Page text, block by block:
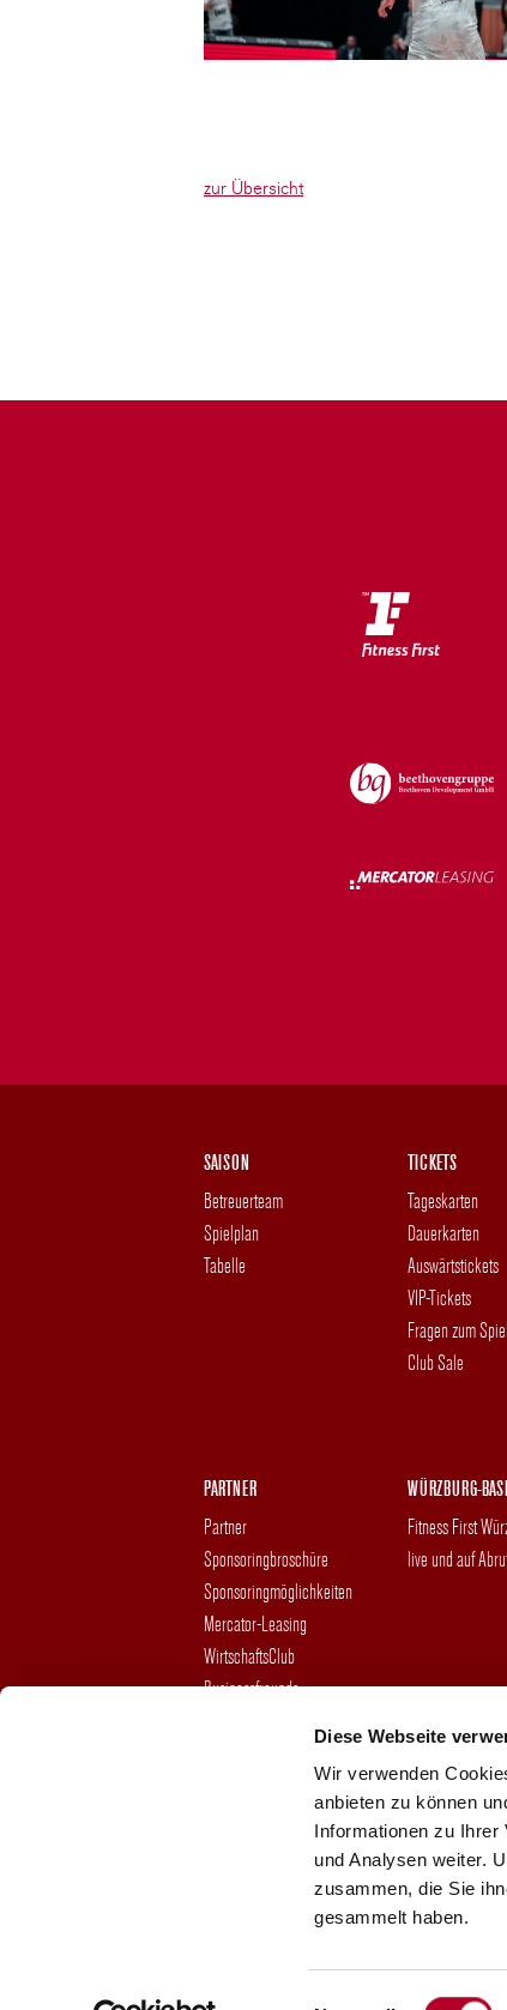
Diese Webseite
Wir verwenden
anbieten zu können
Informationen zu Ihrer
und Analysen weiter.
zusammen, die Sie
gesammelt haben.
Einwilligungsauswahl
zur Übersicht
SAISON
Betreuerteam
Spielplan
Tabelle
TICKETS
Tageskarten
Dauerkarten
Auswärtstickets
VIP-Tickets
Fragen zum
Club Sale
PARTNER
Partner
Sponsoringbroschüre
Sponsoringmöglichkeiten
Mercator-Leasing
WirtschaftsClub
Businessfreunde
WÜRZBURG-
Fitness First
live und auf